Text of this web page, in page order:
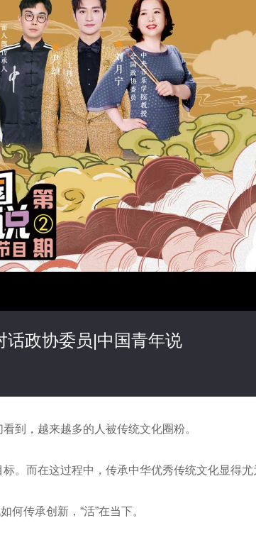
话政协委员|中国青年说
到，越来越多的人被传统文化圈粉。
。而在这过程中，传承中华优秀传统文化显得
传承创新，“活”在当下。